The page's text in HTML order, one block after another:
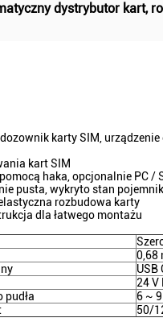
dystrybutor kart,
karty SIM,
kart SIM
haka, opcjonalnie PC /
pusta, wykryto stan
rozbudowa karty
dla łatwego montażu
0,68
USB
24 V
pudła
6 ~
50/